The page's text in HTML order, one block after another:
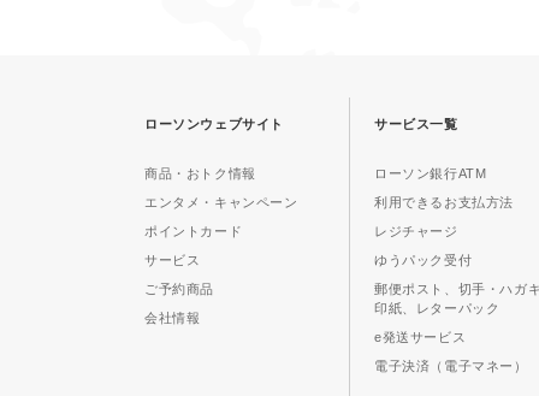
ローソンウェブサイト
商品・おトク情報
エンタメ・キャンペーン
ポイントカード
サービス
ご予約商品
会社情報
サービス一覧
ローソン銀行ATM
利用できるお支払方法
レジチャージ
ゆうパック受付
郵便ポスト、切手・ハガ
印紙、レターパック
e発送サービス
電子決済（電子マネー）